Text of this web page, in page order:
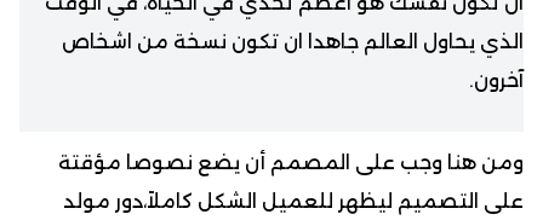
الذي يحاول العالم جاهدا ان تكون نسخة من اشخاص
آخرون.
ومن هنا وجب على المصمم أن يضع نصوصا مؤقتة
على التصميم ليظهر للعميل الشكل كاملاً،دور مولد